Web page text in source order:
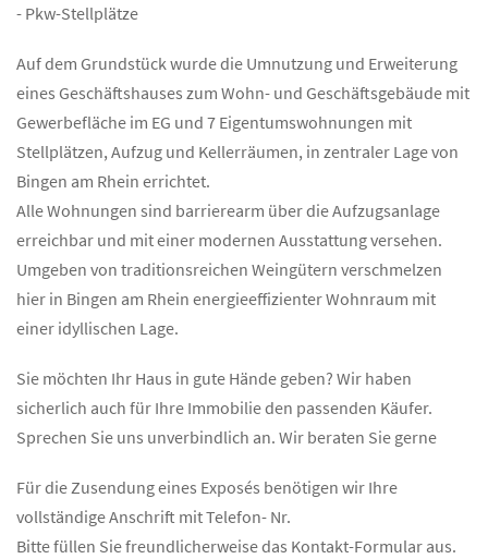
- Pkw-Stellplätze
Auf dem Grundstück wurde die Umnutzung und Erweiterung
eines Geschäftshauses zum Wohn- und Geschäftsgebäude mit
Gewerbefläche im EG und 7 Eigentumswohnungen mit
Stellplätzen, Aufzug und Kellerräumen, in zentraler Lage von
Bingen am Rhein errichtet.
Alle Wohnungen sind barrierearm über die Aufzugsanlage
erreichbar und mit einer modernen Ausstattung versehen.
Umgeben von traditionsreichen Weingütern verschmelzen
hier in Bingen am Rhein energieeffizienter Wohnraum mit
einer idyllischen Lage.
Sie möchten Ihr Haus in gute Hände geben? Wir haben
sicherlich auch für Ihre Immobilie den passenden Käufer.
Sprechen Sie uns unverbindlich an. Wir beraten Sie gerne
Für die Zusendung eines Exposés benötigen wir Ihre
vollständige Anschrift mit Telefon- Nr.
Bitte füllen Sie freundlicherweise das Kontakt-Formular aus.